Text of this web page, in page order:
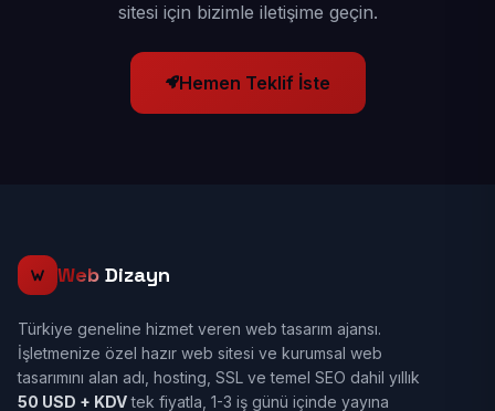
sitesi için bizimle iletişime geçin.
Hemen Teklif İste
Web Dizayn
Türkiye geneline hizmet veren web tasarım ajansı.
İşletmenize özel hazır web sitesi ve kurumsal web
tasarımını alan adı, hosting, SSL ve temel SEO dahil yıllık
50 USD + KDVtek fiyatla, 1-3 iş günü içinde yayına